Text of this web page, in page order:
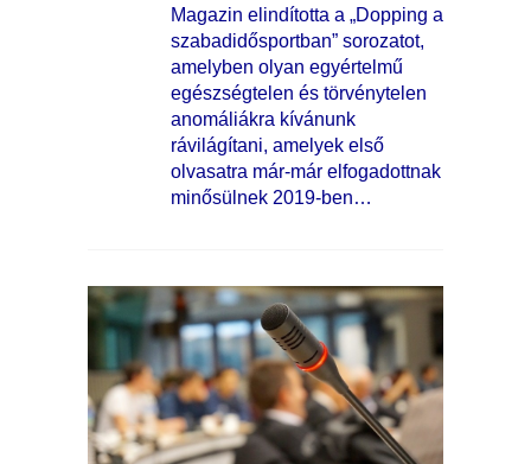
Magazin elindította a „Dopping a
szabadidősportban” sorozatot,
amelyben olyan egyértelmű
egészségtelen és törvénytelen
anomáliákra kívánunk
rávilágítani, amelyek első
olvasatra már-már elfogadottnak
minősülnek 2019-ben…